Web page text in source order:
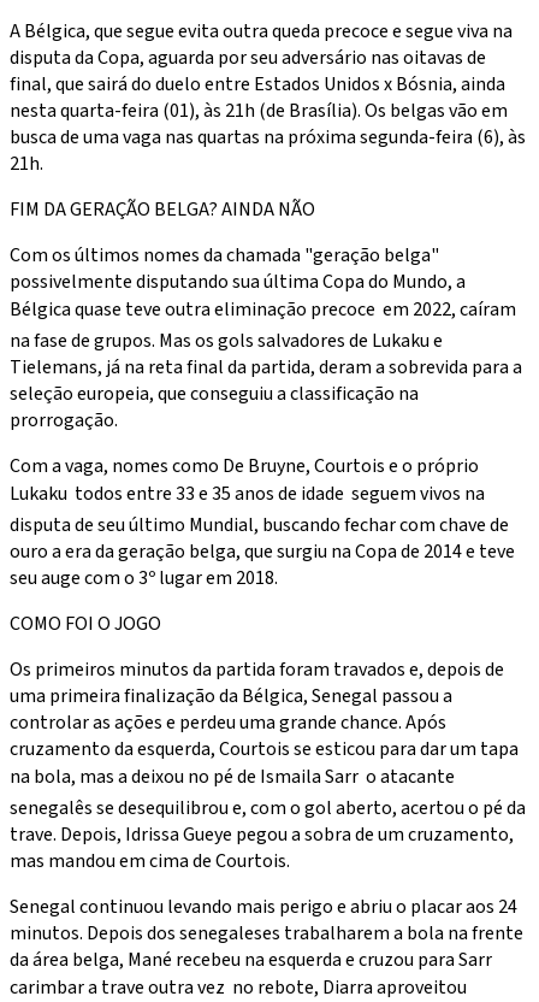
A Bélgica, que segue evita outra queda precoce e segue viva na
disputa da Copa, aguarda por seu adversário nas oitavas de
final, que sairá do duelo entre Estados Unidos x Bósnia, ainda
nesta quarta-feira (01), às 21h (de Brasília). Os belgas vão em
busca de uma vaga nas quartas na próxima segunda-feira (6), às
21h.
FIM DA GERAÇÃO BELGA? AINDA NÃO
Com os últimos nomes da chamada "geração belga"
possivelmente disputando sua última Copa do Mundo, a
Bélgica quase teve outra eliminação precoce  em 2022, caíram
na fase de grupos. Mas os gols salvadores de Lukaku e
Tielemans, já na reta final da partida, deram a sobrevida para a
seleção europeia, que conseguiu a classificação na
prorrogação.
Com a vaga, nomes como De Bruyne, Courtois e o próprio
Lukaku  todos entre 33 e 35 anos de idade  seguem vivos na
disputa de seu último Mundial, buscando fechar com chave de
ouro a era da geração belga, que surgiu na Copa de 2014 e teve
seu auge com o 3º lugar em 2018.
COMO FOI O JOGO
Os primeiros minutos da partida foram travados e, depois de
uma primeira finalização da Bélgica, Senegal passou a
controlar as ações e perdeu uma grande chance. Após
cruzamento da esquerda, Courtois se esticou para dar um tapa
na bola, mas a deixou no pé de Ismaila Sarr  o atacante
senegalês se desequilibrou e, com o gol aberto, acertou o pé da
trave. Depois, Idrissa Gueye pegou a sobra de um cruzamento,
mas mandou em cima de Courtois.
Senegal continuou levando mais perigo e abriu o placar aos 24
minutos. Depois dos senegaleses trabalharem a bola na frente
da área belga, Mané recebeu na esquerda e cruzou para Sarr
carimbar a trave outra vez  no rebote, Diarra aproveitou